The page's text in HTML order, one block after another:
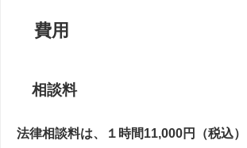
費用
相談料
法律相談料は、１時間11,000円（税込